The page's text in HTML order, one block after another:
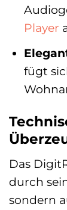
Player
fügt
Das
durch
sondern